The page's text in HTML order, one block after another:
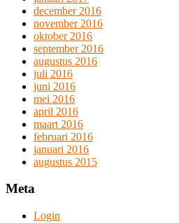
december 2016
november 2016
oktober 2016
september 2016
augustus 2016
juli 2016
juni 2016
mei 2016
april 2016
maart 2016
februari 2016
januari 2016
augustus 2015
Meta
Login